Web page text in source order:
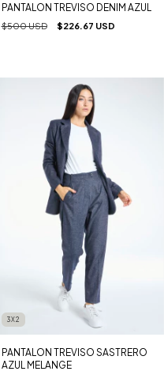
PANTALON TREVISO DENIM AZUL
$500 USD $226.67 USD
3X2
PANTALON TREVISO SASTRERO
AZUL MELANGE